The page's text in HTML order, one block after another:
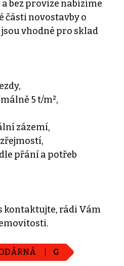
bez provize nabízíme
části novostavby o
vhodné pro sklad
5 t/m²,
zázemí,
přání a potřeb
kontaktujte, rádi Vám
G